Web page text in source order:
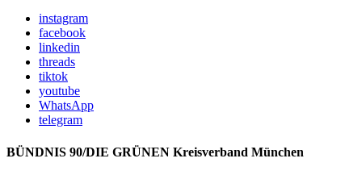
instagram
facebook
linkedin
threads
tiktok
youtube
WhatsApp
telegram
BÜNDNIS 90/DIE GRÜNEN Kreisverband München